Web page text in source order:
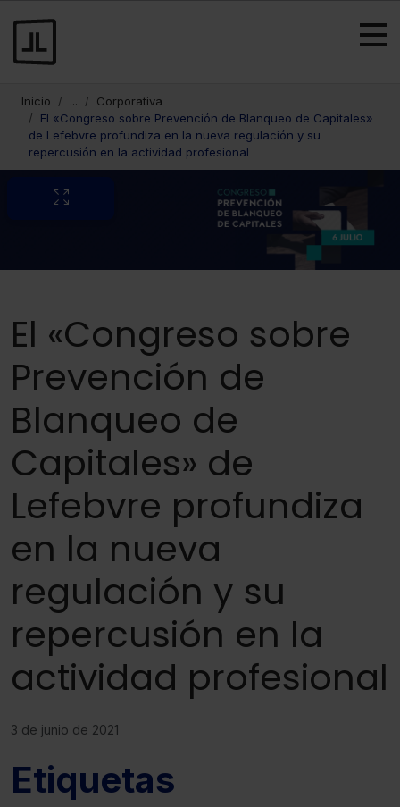
Inicio ...
Corporativa
El «Congreso sobre Prevención de Blanqueo de Capitales»
de Lefebvre profundiza en la nueva regulación y su
repercusión en la actividad profesional
El «Congreso sobre
Prevención de
Blanqueo de
Capitales» de
Lefebvre profundiza
en la nueva
regulación y su
repercusión en la
actividad profesional
3 de junio de 2021
Etiquetas